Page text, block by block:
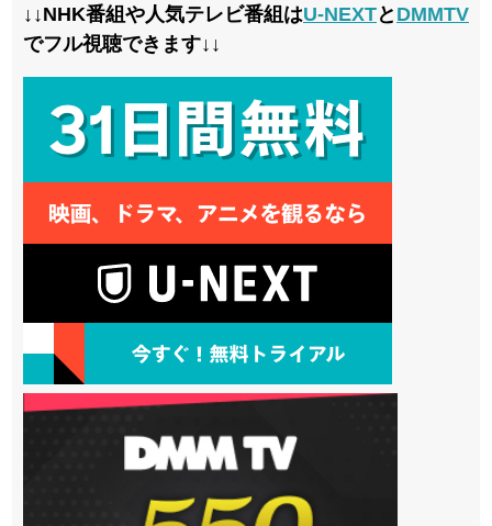
↓↓NHK番組や人気テレビ番組はU-NEXTと DMMTV
でフル視聴できます↓↓